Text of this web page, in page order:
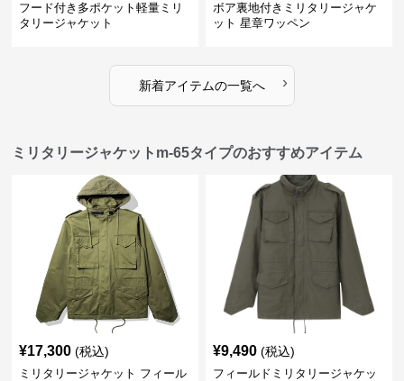
フード付き多ポケット軽量ミリ
タリージャケット
ボア裏地付きミリタリージャケ
ット 星章ワッペン
新着アイテムの一覧へ ›
ミリタリージャケットm-65タイプのおすすめアイテム
¥17,300 (税込)
ミリタリージャケット フィール
¥9,490 (税込)
フィールドミリタリージャケッ